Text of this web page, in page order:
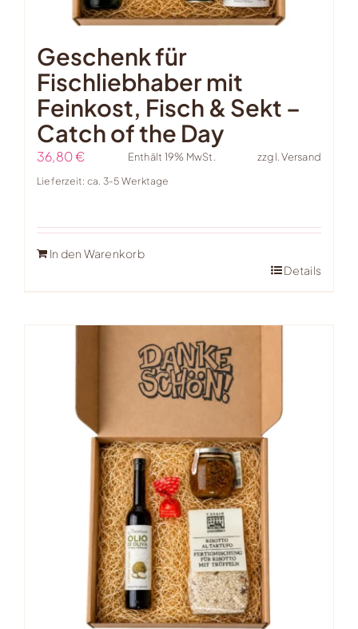
Geschenk für
Fischliebhaber mit
Feinkost, Fisch & Sekt –
Catch of the Day
36,80€ Enthält 19% MwSt. zzgl.Versand
Lieferzeit: ca. 3-5 Werktage
In den Warenkorb
Details